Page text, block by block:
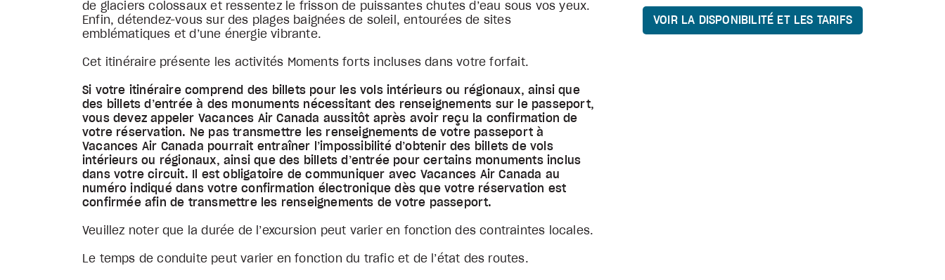
de glaciers colossaux et ressentez le frisson de puissantes chutes d’eau sous vos yeux.
Enfin, détendez-vous sur des plages baignées de soleil, entourées de sites
emblématiques et d’une énergie vibrante.
Cet itinéraire présente les activités Moments forts incluses dans votre forfait.
Si votre itinéraire comprend des billets pour les vols intérieurs ou régionaux, ainsi que
des billets d’entrée à des monuments nécessitant des renseignements sur le passeport,
vous devez appeler Vacances Air Canada aussitôt après avoir reçu la confirmation de
votre réservation. Ne pas transmettre les renseignements de votre passeport à
Vacances Air Canada pourrait entraîner l’impossibilité d’obtenir des billets de vols
intérieurs ou régionaux, ainsi que des billets d’entrée pour certains monuments inclus
dans votre circuit. Il est obligatoire de communiquer avec Vacances Air Canada au
numéro indiqué dans votre confirmation électronique dès que votre réservation est
confirmée afin de transmettre les renseignements de votre passeport.
Veuillez noter que la durée de l’excursion peut varier en fonction des contraintes locales.
Le temps de conduite peut varier en fonction du trafic et de l’état des routes.
VOIR LA DISPONIBILITÉ ET LES TARIFS